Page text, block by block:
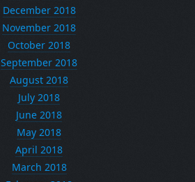
December 2018
November 2018
October 2018
September 2018
August 2018
July 2018
June 2018
May 2018
April 2018
March 2018